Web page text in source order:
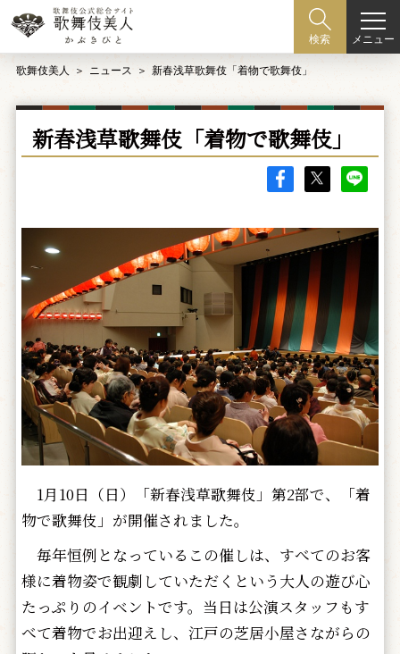
検索 メニュー
歌舞伎美人 ニュース 新春浅草歌舞伎「着物で歌舞伎」
新春浅草歌舞伎「着物で歌舞伎」
1月10日（日）「新春浅草歌舞伎」第2部で、「着
物で歌舞伎」が開催されました。
毎年恒例となっているこの催しは、すべてのお客
様に着物姿で観劇していただくという大人の遊び心
たっぷりのイベントです。当日は公演スタッフもす
べて着物でお出迎えし、江戸の芝居小屋さながらの